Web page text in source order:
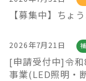
【募集中】ちょ
2026年7月21日
[申請受付中]令
事業(LED照明・